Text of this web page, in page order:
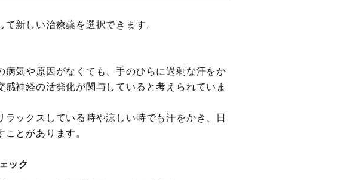
新しい治療薬を選択できます。
病気や原因がなくても、手のひらに過剰な汗をか
感神経の活発化が関与していると考えられていま
ラックスしている時や涼しい時でも汗をかき、日
とがあります。
ック